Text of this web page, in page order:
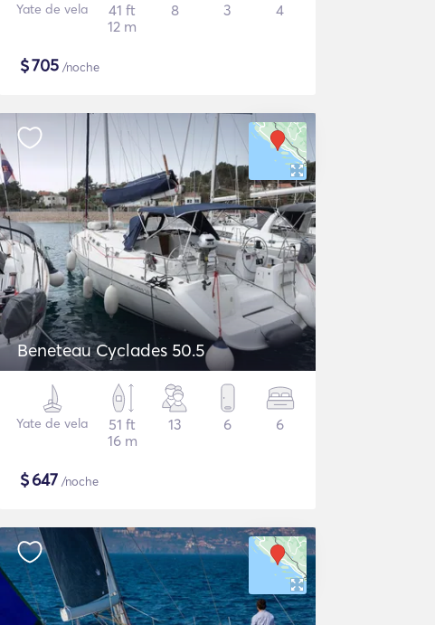
Yate de vela
41 ft
12 m
8 3 4
$705 /noche
Beneteau Cyclades 50.5
Yate de vela
51 ft
16 m
13 6 6
$647 /noche